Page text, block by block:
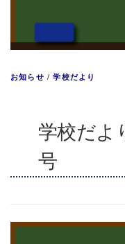
お知らせ /学校だより
学校だよ
号